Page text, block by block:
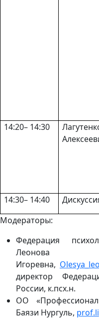
14:20– 14:30
14:30– 14:40
Модераторы:
Федерация
Игоревна,
директор
России, к.псх.н.
ОО
Баязи Нургуль,